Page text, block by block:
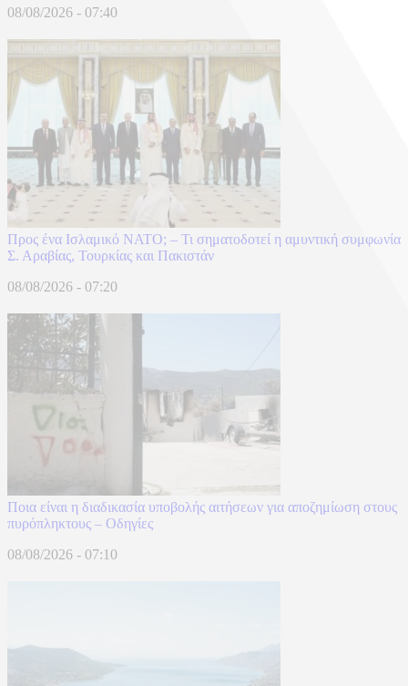
08/08/2026 - 07:40
Προς ένα Ισλαμικό ΝΑΤΟ; – Τι σηματοδοτεί η αμυντική συμφωνία
Σ. Αραβίας, Τουρκίας και Πακιστάν
08/08/2026 - 07:20
Ποια είναι η διαδικασία υποβολής αιτήσεων για αποζημίωση στους
πυρόπληκτους – Οδηγίες
08/08/2026 - 07:10